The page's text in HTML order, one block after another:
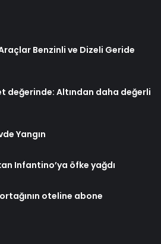
Benzinli ve Dizeli Geride
değerinde: Altından daha değerli
Yangın
Infantino’ya öfke yağdı
oteline abone